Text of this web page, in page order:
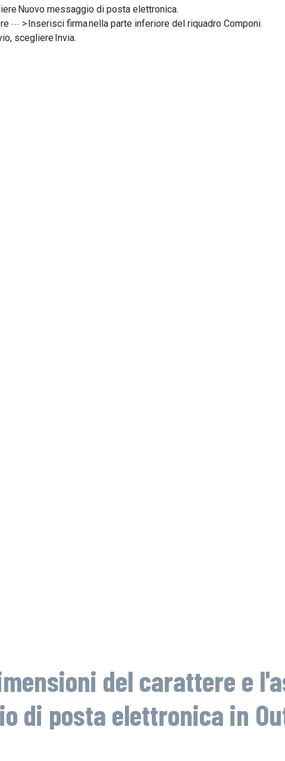
Nuovo messaggio di posta elettronica.
> Inserisci firma nella parte inferiore del riquadro Componi.
scegliere Invia.
del carattere e
di posta elettronica in